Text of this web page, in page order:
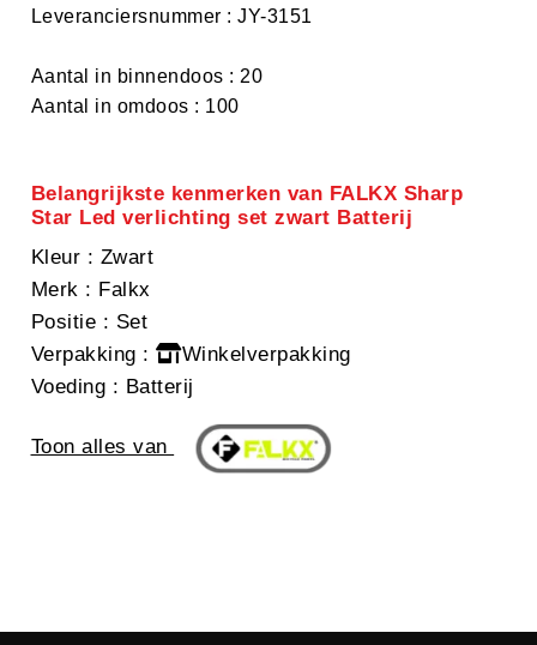
Leveranciersnummer : JY-3151
Aantal in binnendoos : 20
Aantal in omdoos : 100
Belangrijkste kenmerken van FALKX Sharp
Star Led verlichting set zwart Batterij
Kleur : Zwart
Merk : Falkx
Positie : Set
Verpakking :
Winkelverpakking
Voeding : Batterij
Toon alles van